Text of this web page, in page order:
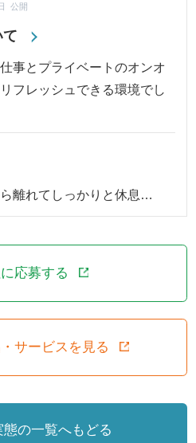
公開
事とプライベートのオンオ
フレッシュできる環境でし
離れてしっかりと休息…
応募する
サービスを見る
の一覧へもどる